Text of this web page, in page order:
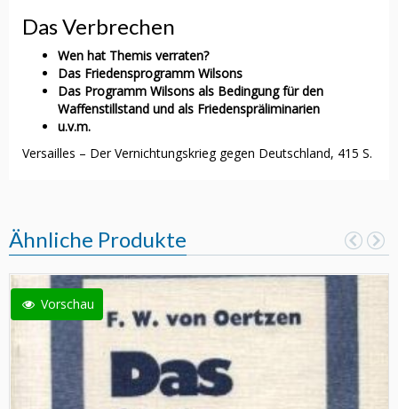
Das Verbrechen
Wen hat Themis verraten?
Das Friedensprogramm Wilsons
Das Programm Wilsons als Bedingung für den
Waffenstillstand und als Friedenspräliminarien
u.v.m.
Versailles – Der Vernichtungskrieg gegen Deutschland, 415 S.
Ähnliche Produkte
Vorschau